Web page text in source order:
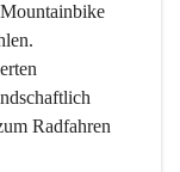
Radfahren